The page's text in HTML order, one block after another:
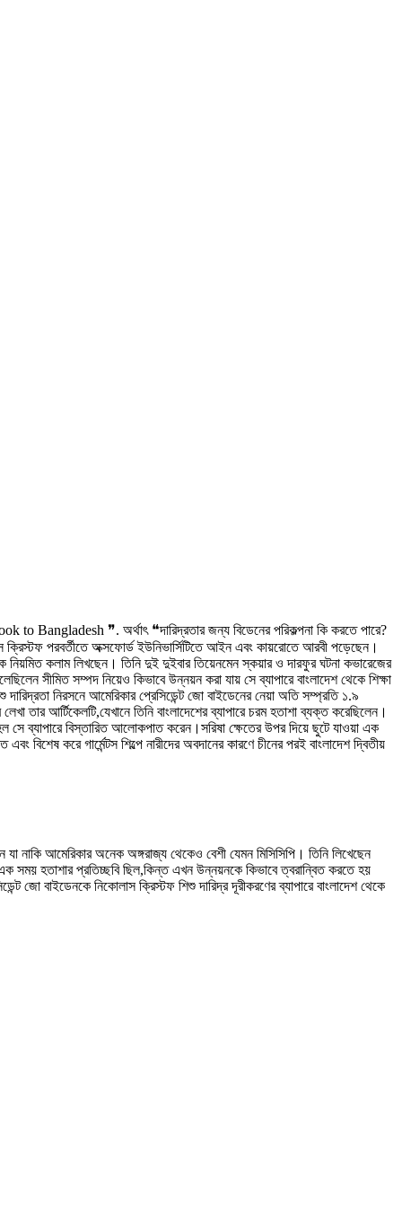
❞. অর্থাৎ ❝দারিদ্রতার জন্য বিডেনের পরিকল্পনা কি করতে পারে?
ক্রিস্টফ পরবর্তীতে অক্সফোর্ড ইউনিভার্সিটিতে আইন এবং কায়রোতে আরবী পড়েছেন।
কলাম লিখছেন। তিনি দুই দুইবার তিয়েনমেন স্কয়ার ও দারফুর ঘটনা কভারেজের
সীমিত সম্পদ নিয়েও কিভাবে উন্নয়ন করা যায় সে ব্যাপারে বাংলাদেশ থেকে শিক্ষা
দারিদ্রতা নিরসনে আমেরিকার প্রেসিডেন্ট জো বাইডেনের নেয়া অতি সম্প্রতি ১.৯
আর্টিকেলটি,যেখানে তিনি বাংলাদেশের ব্যাপারে চরম হতাশা ব্যক্ত করেছিলেন।
ব্যাপারে বিস্তারিত আলোকপাত করেন।সরিষা ক্ষেতের উপর দিয়ে ছুটে যাওয়া এক
করে গার্মেন্টস শিল্পে নারীদের অবদানের কারণে চীনের পরই বাংলাদেশ দ্বিতীয়
নাকি আমেরিকার অনেক অঙ্গরাজ্য থেকেও বেশী যেমন মিসিসিপি। তিনি লিখেছেন
প্রতিচ্ছবি ছিল,কিন্ত এখন উন্নয়নকে কিভাবে ত্বরান্বিত করতে হয়
জো বাইডেনকে নিকোলাস ক্রিস্টফ শিশু দারিদ্র দূরীকরণের ব্যাপারে বাংলাদেশ থেকে